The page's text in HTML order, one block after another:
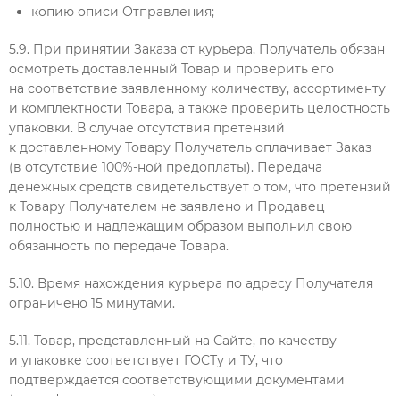
копию описи Отправления;
5.9. При принятии Заказа от курьера, Получатель обязан
осмотреть доставленный Товар и проверить его
на соответствие заявленному количеству, ассортименту
и комплектности Товара, а также проверить целостность
упаковки. В случае отсутствия претензий
к доставленному Товару Получатель оплачивает Заказ
(в отсутствие 100%-ной предоплаты). Передача
денежных средств свидетельствует о том, что претензий
к Товару Получателем не заявлено и Продавец
полностью и надлежащим образом выполнил свою
обязанность по передаче Товара.
5.10. Время нахождения курьера по адресу Получателя
ограничено 15 минутами.
5.11. Товар, представленный на Сайте, по качеству
и упаковке соответствует ГОСТу и ТУ, что
подтверждается соответствующими документами